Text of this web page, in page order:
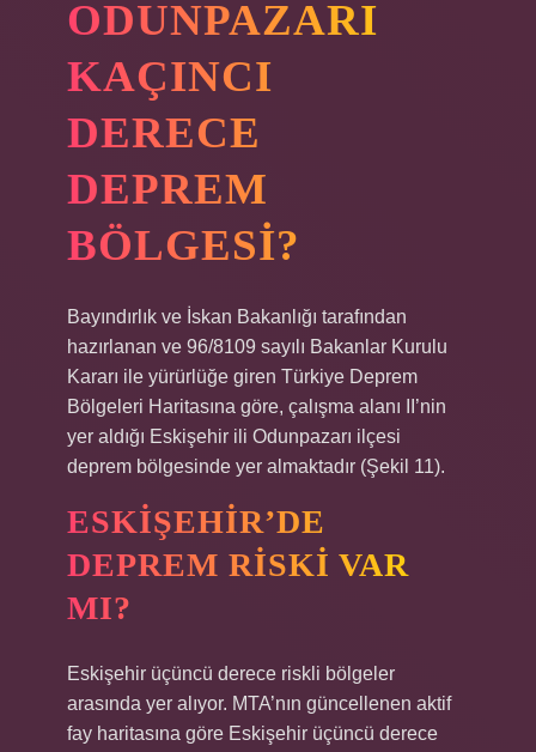
ODUNPAZARI
KAÇINCI
DERECE
DEPREM
BÖLGESI?
Bayındırlık ve İskan Bakanlığı tarafından
hazırlanan ve 96/8109 sayılı Bakanlar Kurulu
Kararı ile yürürlüğe giren Türkiye Deprem
Bölgeleri Haritasına göre, çalışma alanı II’nin
yer aldığı Eskişehir ili Odunpazarı ilçesi
deprem bölgesinde yer almaktadır (Şekil 11).
ESKIŞEHIR’DE
DEPREM RISKI VAR
MI?
Eskişehir üçüncü derece riskli bölgeler
arasında yer alıyor. MTA’nın güncellenen aktif
fay haritasına göre Eskişehir üçüncü derece